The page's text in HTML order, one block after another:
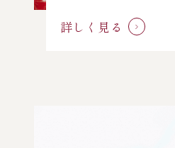
詳しく見る